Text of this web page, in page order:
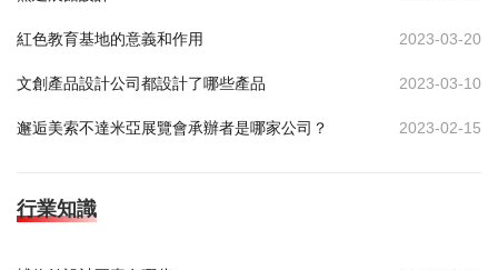
紅色教育基地的意義和作用 2023-03-20
文創產品設計公司都設計了哪些產品 2023-03-10
邂逅美索不達米亞展覽會承辦者是哪家公司？ 2023-02-15
行業知識